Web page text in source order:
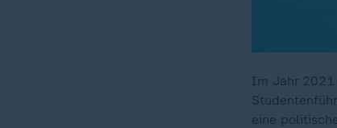
Im Jahr
eine